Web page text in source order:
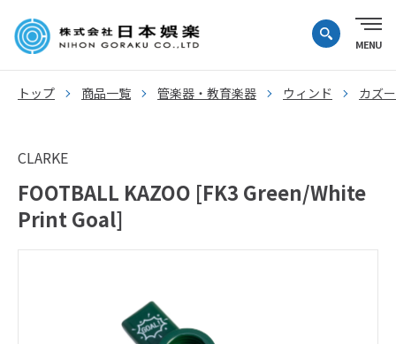
トップ 商品一覧 管楽器・教育楽器 ウィンド カズー
CLARKE
FOOTBALL KAZOO [FK3 Green/White
Print Goal]